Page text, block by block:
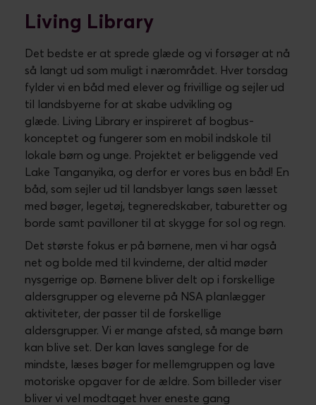
Living Library
Det bedste er at sprede glæde og vi forsøger at nå
så langt ud som muligt i nærområdet. Hver torsdag
fylder vi en båd med elever og frivillige og sejler ud
til landsbyerne for at skabe udvikling og
glæde. Living Library er inspireret af bogbus-
konceptet og fungerer som en mobil indskole til
lokale børn og unge. Projektet er beliggende ved
Lake Tanganyika, og derfor er vores bus en båd! En
båd, som sejler ud til landsbyer langs søen læsset
med bøger, legetøj, tegneredskaber, taburetter og
borde samt pavilloner til at skygge for sol og regn.
Det største fokus er på børnene, men vi har også
net og bolde med til kvinderne, der altid møder
nysgerrige op. Børnene bliver delt op i forskellige
aldersgrupper og eleverne på NSA planlægger
aktiviteter, der passer til de forskellige
aldersgrupper. Vi er mange afsted, så mange børn
kan blive set. Der kan laves sanglege for de
mindste, læses bøger for mellemgruppen og lave
motoriske opgaver for de ældre. Som billeder viser
bliver vi vel modtaget hver eneste gang